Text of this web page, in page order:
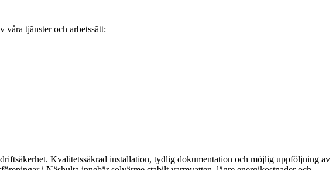
tjänster och arbetssätt:
Kvalitetssäkrad installation, tydlig dokumentation och möjlig uppföljning av